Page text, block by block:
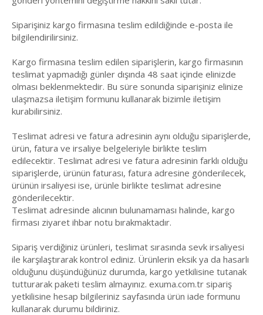
Siparişiniz kargo firmasına teslim edildiğinde e-posta ile
bilgilendirilirsiniz.
Kargo firmasına teslim edilen siparişlerin, kargo firmasının
teslimat yapmadığı günler dışında 48 saat içinde elinizde
olması beklenmektedir. Bu süre sonunda siparişiniz elinize
ulaşmazsa iletişim formunu kullanarak bizimle iletişim
kurabilirsiniz.
Teslimat adresi ve fatura adresinin aynı olduğu siparişlerde,
ürün, fatura ve irsaliye belgeleriyle birlikte teslim
edilecektir. Teslimat adresi ve fatura adresinin farklı olduğu
siparişlerde, ürünün faturası, fatura adresine gönderilecek,
ürünün irsaliyesi ise, ürünle birlikte teslimat adresine
gönderilecektir.
Teslimat adresinde alıcının bulunamaması halinde, kargo
firması ziyaret ihbar notu bırakmaktadır.
Sipariş verdiğiniz ürünleri, teslimat sırasında sevk irsaliyesi
ile karşılaştırarak kontrol ediniz. Ürünlerin eksik ya da hasarlı
olduğunu düşündüğünüz durumda, kargo yetkilisine tutanak
tutturarak paketi teslim almayınız. exuma.com.tr sipariş
yetkilisine hesap bilgileriniz sayfasında ürün iade formunu
kullanarak durumu bildiriniz.